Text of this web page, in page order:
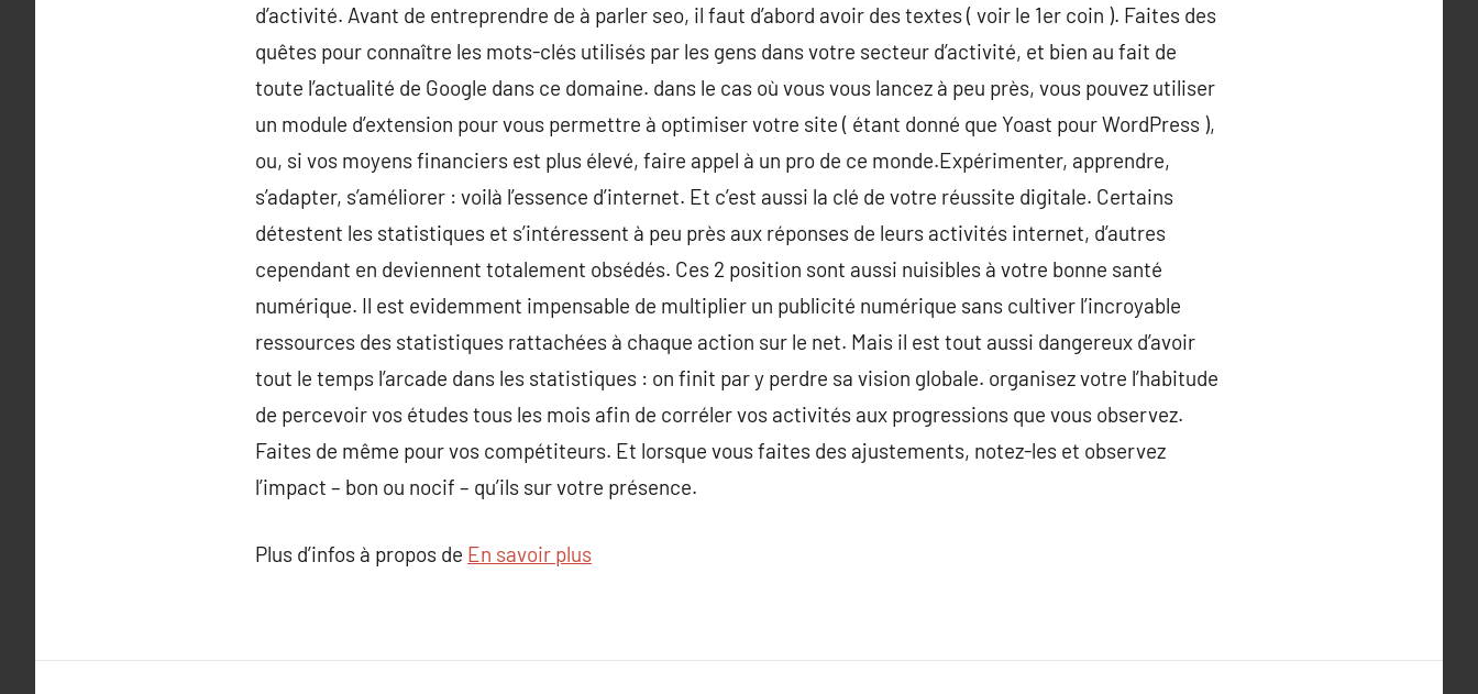
d’activité. Avant de entreprendre de à parler seo, il faut d’abord avoir des textes ( voir le 1er coin ). Faites des
quêtes pour connaître les mots-clés utilisés par les gens dans votre secteur d’activité, et bien au fait de
toute l’actualité de Google dans ce domaine. dans le cas où vous vous lancez à peu près, vous pouvez utiliser
un module d’extension pour vous permettre à optimiser votre site ( étant donné que Yoast pour WordPress ),
ou, si vos moyens financiers est plus élevé, faire appel à un pro de ce monde.Expérimenter, apprendre,
s’adapter, s’améliorer : voilà l’essence d’internet. Et c’est aussi la clé de votre réussite digitale. Certains
détestent les statistiques et s’intéressent à peu près aux réponses de leurs activités internet, d’autres
cependant en deviennent totalement obsédés. Ces 2 position sont aussi nuisibles à votre bonne santé
numérique. Il est evidemment impensable de multiplier un publicité numérique sans cultiver l’incroyable
ressources des statistiques rattachées à chaque action sur le net. Mais il est tout aussi dangereux d’avoir
tout le temps l’arcade dans les statistiques : on finit par y perdre sa vision globale. organisez votre l’habitude
de percevoir vos études tous les mois afin de corréler vos activités aux progressions que vous observez.
Faites de même pour vos compétiteurs. Et lorsque vous faites des ajustements, notez-les et observez
l’impact – bon ou nocif – qu’ils sur votre présence.
Plus d’infos à propos de En savoir plus